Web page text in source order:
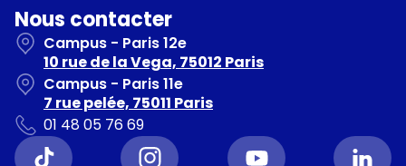
Nous contacter
Campus - Paris 12e
10 rue de la Vega, 75012 Paris
Campus - Paris 11e
7 rue pelée, 75011 Paris
01 48 05 76 69